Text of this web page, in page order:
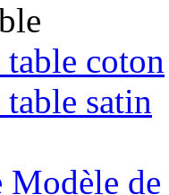
coton
satin
de